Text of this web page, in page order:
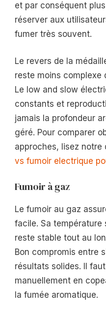
et par conséquent
réserver aux
fumer très souvent.
Le revers de la
reste moins complexe
Le low and slow
constants et
jamais la profondeur
géré. Pour comparer
approches, lisez notre
vs fumoir electrique
Fumoir à gaz
Le fumoir au gaz
facile. Sa
reste stable tout au
Bon compromis entre
résultats solides. Il
manuellement en
la fumée aromatique.